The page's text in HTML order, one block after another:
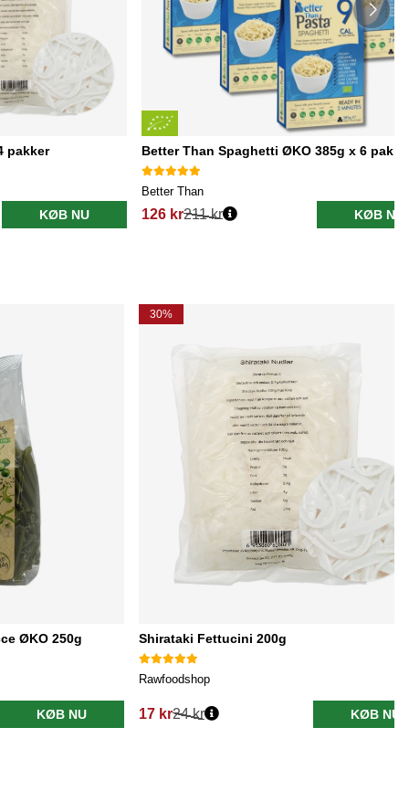
pakker
KØB NU
Better Than Spaghetti ØKO 385g x 6
Better Than
126 kr211 kr KØB NU
ØKO 250g
KØB NU
30%
Shirataki Fettucini 200g
Rawfoodshop
17 kr
Normalpris:
24 kr KØB NU